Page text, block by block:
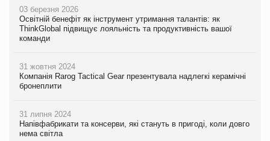
03 березня 2026
Освітній бенефіт як інструмент утримання талантів: як
ThinkGlobal підвищує лояльність та продуктивність вашої
команди
31 жовтня 2024
Компанія Rarog Tactical Gear презентувала надлегкі керамічні
бронеплити
31 липня 2024
Напівфабрикати та консерви, які стануть в пригоді, коли довго
нема світла